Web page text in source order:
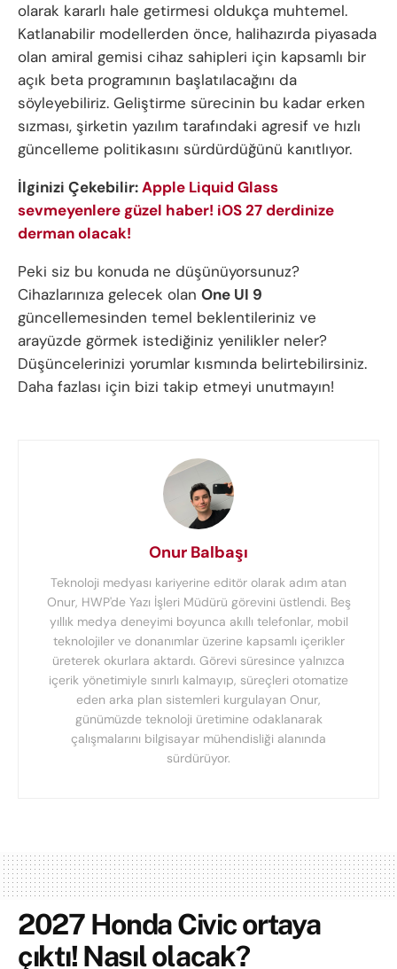
olarak kararlı hale getirmesi oldukça muhtemel.
Katlanabilir modellerden önce, halihazırda piyasada
olan amiral gemisi cihaz sahipleri için kapsamlı bir
açık beta programının başlatılacağını da
söyleyebiliriz. Geliştirme sürecinin bu kadar erken
sızması, şirketin yazılım tarafındaki agresif ve hızlı
güncelleme politikasını sürdürdüğünü kanıtlıyor.
İlginizi Çekebilir:Apple Liquid Glass
sevmeyenlere güzel haber! iOS 27 derdinize
derman olacak!
Peki siz bu konuda ne düşünüyorsunuz?
Cihazlarınıza gelecek olan One UI 9
güncellemesinden temel beklentileriniz ve
arayüzde görmek istediğiniz yenilikler neler?
Düşüncelerinizi yorumlar kısmında belirtebilirsiniz.
Daha fazlası için bizi takip etmeyi unutmayın!
Onur Balbaşı
Teknoloji medyası kariyerine editör olarak adım atan
Onur, HWP'de Yazı İşleri Müdürü görevini üstlendi. Beş
yıllık medya deneyimi boyunca akıllı telefonlar, mobil
teknolojiler ve donanımlar üzerine kapsamlı içerikler
üreterek okurlara aktardı. Görevi süresince yalnızca
içerik yönetimiyle sınırlı kalmayıp, süreçleri otomatize
eden arka plan sistemleri kurgulayan Onur,
günümüzde teknoloji üretimine odaklanarak
çalışmalarını bilgisayar mühendisliği alanında
sürdürüyor.
2027 Honda Civic ortaya
çıktı! Nasıl olacak?